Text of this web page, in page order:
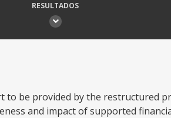
RESULTADOS
to be provided by the restructured
and impact of supported